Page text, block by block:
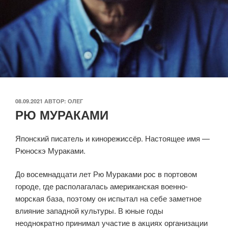
ОПУБЛИКОВАНО
08.09.2021 АВТОР: ОЛЕГ
РЮ МУРАКАМИ
Японский писатель и кинорежиссёр. Настоящее имя —
Рюноскэ Мураками.
До восемнадцати лет Рю Мураками рос в портовом
городе, где располагалась американская военно-
морская база, поэтому он испытал на себе заметное
влияние западной культуры. В юные годы
неоднократно принимал участие в акциях организации